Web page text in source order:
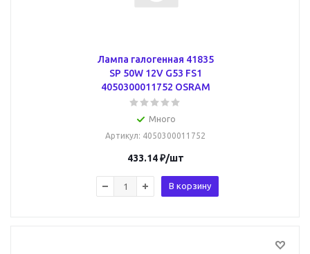
Лампа галогенная 41835
SP 50W 12V G53 FS1
4050300011752 OSRAM
Много
Артикул: 4050300011752
433.14₽/шт
В корзину